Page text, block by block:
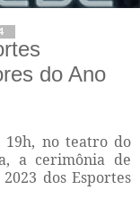
do Ano
19h, no teatro do
a cerimônia de
dos Esportes